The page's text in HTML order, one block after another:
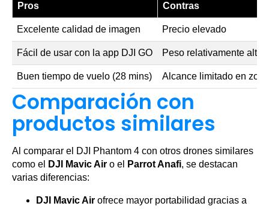
Pros Contras
Excelente calidad de imagen Precio elevado
Fácil de usar con la app DJI GO Peso relativamente alto
Buen tiempo de vuelo (28 mins) Alcance limitado en
Comparación con
productos similares
Al comparar el DJI Phantom 4 con otros drones similares
como el
DJI Mavic Air o el Parrot Anafi, se destacan
varias diferencias:
DJI Mavic Air ofrece mayor portabilidad gracias a